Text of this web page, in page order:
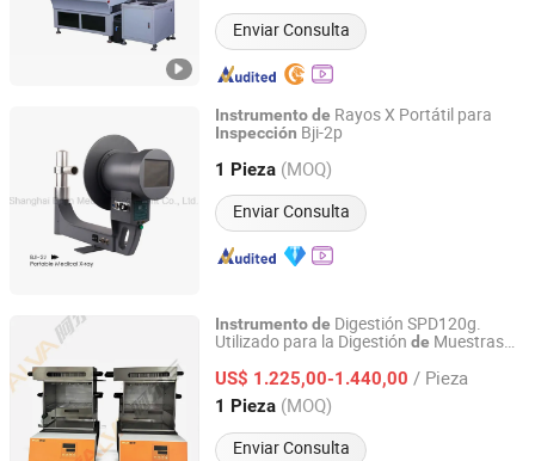
Enviar Consulta
Instrumentode Rayos X Portátil para
Inspección Bji-2p
1 Pieza (MOQ)
Enviar Consulta
Shanghai Bojin Electric Instrument & Device Co., Ltd.
Shanghai, China Desde 2009
Instrumentode Digestión SPD120g.
Utilizado para la Digestión de Muestras
etc., por InstitucionesdeInspección
Calidad
US$ 1.225,00-1.440,00 / Pieza
1 Pieza (MOQ)
Enviar Consulta
Jinan Alva Instrument Co., Ltd.
Shandong, China Desde 2024